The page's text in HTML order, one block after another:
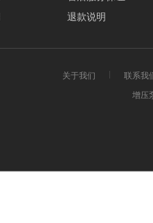
退款说明
关于我们
联系我
增压